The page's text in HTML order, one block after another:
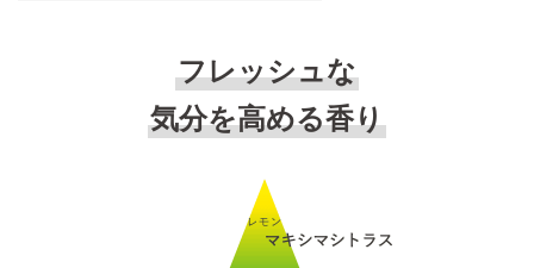
フレッシュな
気分を高める香り